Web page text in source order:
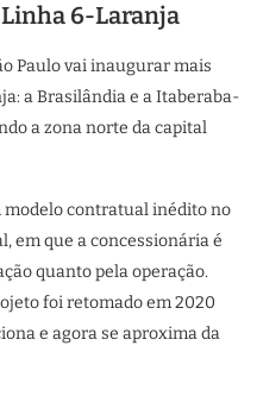
6-Laranja
Paulo vai inaugurar mais
a Brasilândia e a Itaberaba-
a zona norte da capital
contratual inédito no
em que a concessionária é
quanto pela operação.
foi retomado em 2020
e agora se aproxima da